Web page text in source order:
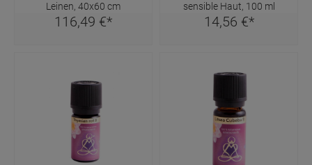
Leinen, 40x60 cm
116,49 €*
sensible Haut, 100 ml
14,56 €*